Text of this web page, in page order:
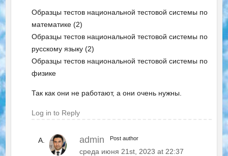
Образцы тестов национальной тестовой системы по
математике (2)
Образцы тестов национальной тестовой системы по
русскому языку (2)
Образцы тестов национальной тестовой системы по
физике
Так как они не работают, а они очень нужны.
Log in to Reply
admin Post author
среда июня 21st, 2023 at 22:37